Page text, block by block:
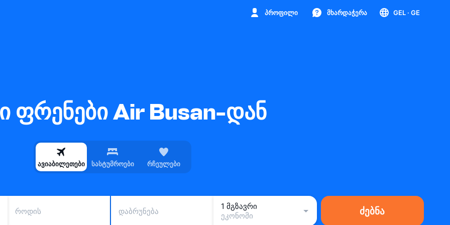
პროფილი მხარდაჭერა GEL · GE
ფრენები Air Busan-დან
ავიაბილეთები სასტუმროები რჩეულები
როდის დაბრუნება
1 მგზავრი
ეკონომი
ძებნა